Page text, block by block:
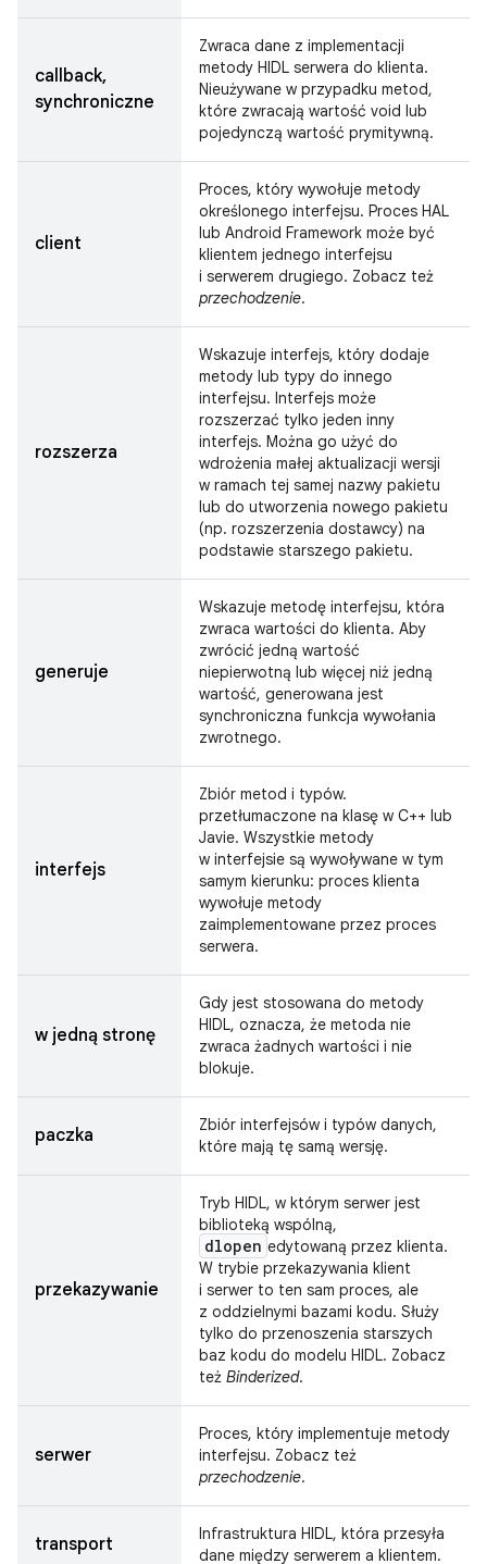
callback,
synchroniczne
Zwraca dane z implementacji
metody HIDL serwera do klienta.
Nieużywane w przypadku metod,
które zwracają wartość void lub
pojedynczą wartość prymitywną.
client
Proces, który wywołuje metody
określonego interfejsu. Proces HAL
lub Android Framework może być
klientem jednego interfejsu
i serwerem drugiego. Zobacz też
przechodzenie.
rozszerza
Wskazuje interfejs, który dodaje
metody lub typy do innego
interfejsu. Interfejs może
rozszerzać tylko jeden inny
interfejs. Można go użyć do
wdrożenia małej aktualizacji wersji
w ramach tej samej nazwy pakietu
lub do utworzenia nowego pakietu
(np. rozszerzenia dostawcy) na
podstawie starszego pakietu.
generuje
Wskazuje metodę interfejsu, która
zwraca wartości do klienta. Aby
zwrócić jedną wartość
niepierwotną lub więcej niż jedną
wartość, generowana jest
synchroniczna funkcja wywołania
zwrotnego.
interfejs
Zbiór metod i typów.
przetłumaczone na klasę w C++ lub
Javie. Wszystkie metody
w interfejsie są wywoływane w tym
samym kierunku: proces klienta
wywołuje metody
zaimplementowane przez proces
serwera.
w jedną stronę
Gdy jest stosowana do metody
HIDL, oznacza, że metoda nie
zwraca żadnych wartości i nie
blokuje.
paczka
Zbiór interfejsów i typów danych,
które mają tę samą wersję.
przekazywanie
Tryb HIDL, w którym serwer jest
biblioteką wspólną,
dlopen edytowaną przez klienta.
W trybie przekazywania klient
i serwer to ten sam proces, ale
z oddzielnymi bazami kodu. Służy
tylko do przenoszenia starszych
baz kodu do modelu HIDL. Zobacz
też Binderized.
serwer
Proces, który implementuje metody
interfejsu. Zobacz też
przechodzenie.
transport
Infrastruktura HIDL, która przesyła
dane między serwerem a klientem.